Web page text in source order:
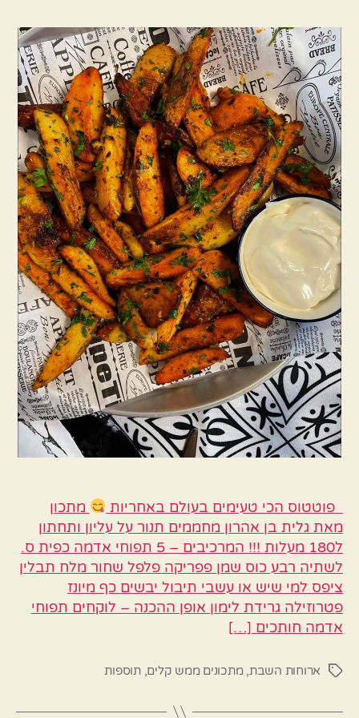
טעימים
שיש
פוטטוס הכי טעימים בעולם באחריות
מתכון
מאת גלית בן אהרון מחממים תנור על עליון ותחתון
ל180 מעלות !!! המרכיבים – 5 תפוחי אדמה כפית ס.
לשתיה רבע כוס שמן פפריקה פלפל שחור מלח תבלין
ציפס למי שיש או עשבי תיבול יבשים כף מיונז
פטרוזילה גרידת לימון אופן ההכנה – לוקחים תפוחי
אדמה חותכים […]
תגיותארוחות השבת,מתכונים ממש קלים,תוספות